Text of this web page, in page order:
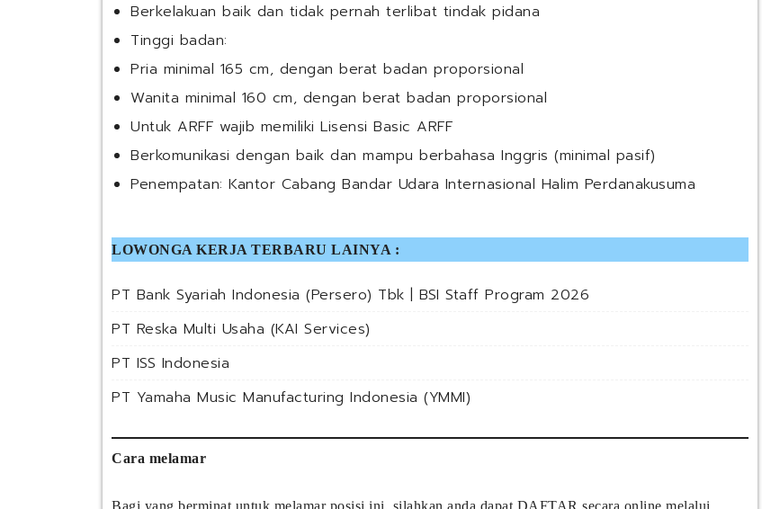
Berkelakuan baik dan tidak pernah terlibat tindak pidana
Tinggi badan:
Pria minimal 165 cm, dengan berat badan proporsional
Wanita minimal 160 cm, dengan berat badan proporsional
Untuk ARFF wajib memiliki Lisensi Basic ARFF
Berkomunikasi dengan baik dan mampu berbahasa Inggris (minimal pasif)
Penempatan: Kantor Cabang Bandar Udara Internasional Halim Perdanakusuma
LOWONGA KERJA TERBARU LAINYA :
PT Bank Syariah Indonesia (Persero) Tbk | BSI Staff Program 2026
PT Reska Multi Usaha (KAI Services)
PT ISS Indonesia
PT Yamaha Music Manufacturing Indonesia (YMMI)
Cara melamar